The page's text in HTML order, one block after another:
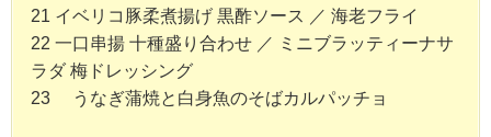
21 イベリコ豚柔煮揚げ 黒酢ソース ／ 海老フライ
22 一口串揚 十種盛り合わせ ／ ミニブラッティーナサ
ラダ 梅ドレッシング
23 うなぎ蒲焼と白身魚のそばカルパッチョ